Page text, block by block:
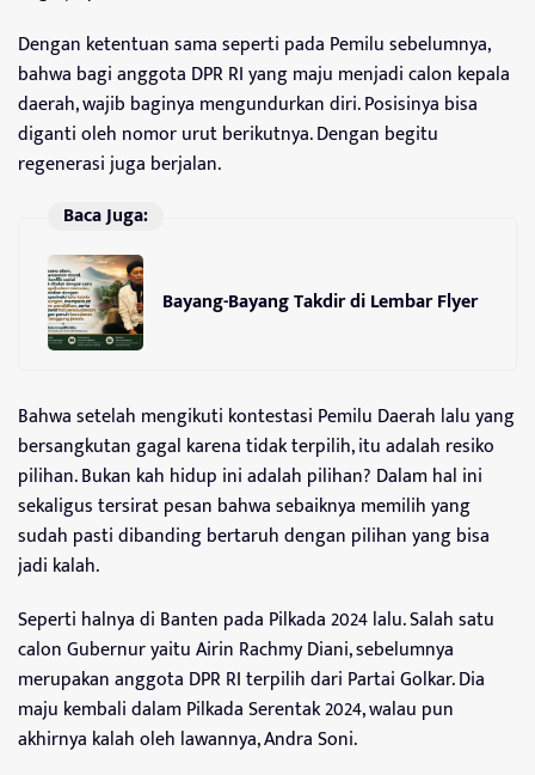
Dengan ketentuan sama seperti pada Pemilu sebelumnya,
bahwa bagi anggota DPR RI yang maju menjadi calon kepala
daerah, wajib baginya mengundurkan diri. Posisinya bisa
diganti oleh nomor urut berikutnya. Dengan begitu
regenerasi juga berjalan.
Baca Juga:
Bayang-Bayang Takdir di Lembar Flyer
Bahwa setelah mengikuti kontestasi Pemilu Daerah lalu yang
bersangkutan gagal karena tidak terpilih, itu adalah resiko
pilihan. Bukan kah hidup ini adalah pilihan? Dalam hal ini
sekaligus tersirat pesan bahwa sebaiknya memilih yang
sudah pasti dibanding bertaruh dengan pilihan yang bisa
jadi kalah.
Seperti halnya di Banten pada Pilkada 2024 lalu. Salah satu
calon Gubernur yaitu Airin Rachmy Diani, sebelumnya
merupakan anggota DPR RI terpilih dari Partai Golkar. Dia
maju kembali dalam Pilkada Serentak 2024, walau pun
akhirnya kalah oleh lawannya, Andra Soni.